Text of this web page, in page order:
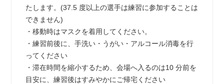
たします。(37.5 度以上の選手は練習に参加することは
できません)
・移動時はマスクを着用してください。
・練習前後に、手洗い・うがい・アルコール消毒を行
ってください
・滞在時間を縮小するため、会場へ入るのは10 分前を
目安に、練習後はすみやかにご帰宅ください